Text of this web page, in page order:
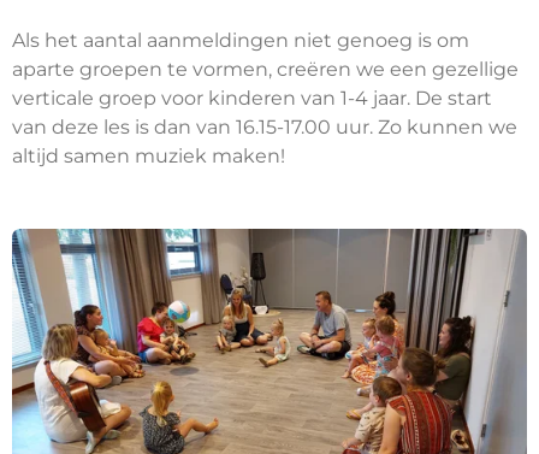
Als het aantal aanmeldingen niet genoeg is om
aparte groepen te vormen, creëren we een gezellige
verticale groep voor kinderen van 1-4 jaar. De start
van deze les is dan van 16.15-17.00 uur. Zo kunnen we
altijd samen muziek maken!